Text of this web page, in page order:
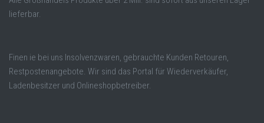
lieferbar.
Finen ie bei uns Insolvenzwaren, gebrauchte Kunden Retouren,
Restpostenangebote. Wir sind das Portal für Wiederverkäufer,
Ladenbesitzer und Onlineshopbetreiber.